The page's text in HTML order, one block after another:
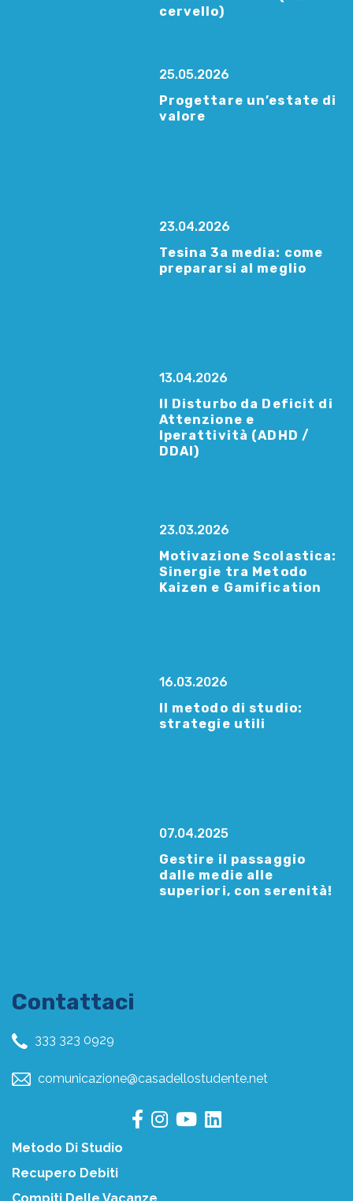
cervello)
25.05.2026
Progettare un’estate di
valore
23.04.2026
Tesina 3a media: come
prepararsi al meglio
13.04.2026
Il Disturbo da Deficit di
Attenzione e
Iperattività (ADHD /
DDAI)
23.03.2026
Motivazione Scolastica:
Sinergie tra Metodo
Kaizen e Gamification
16.03.2026
Il metodo di studio:
strategie utili
07.04.2025
Gestire il passaggio
dalle medie alle
superiori, con serenità!
Contattaci
333 323 0929
comunicazione@casadellostudente.net
Metodo Di Studio
Recupero Debiti